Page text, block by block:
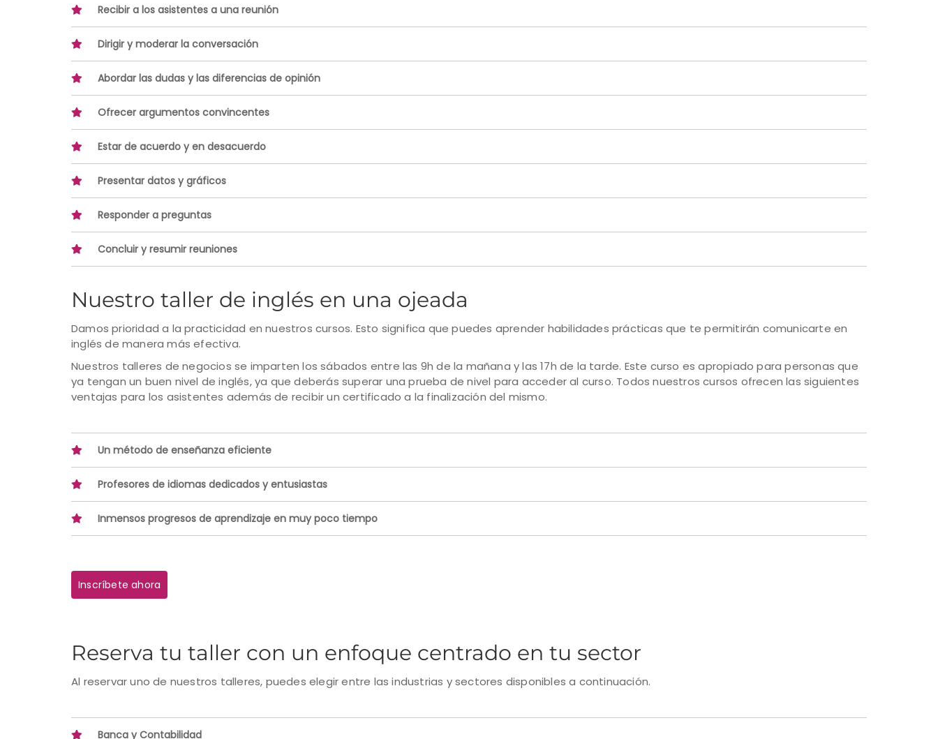
Recibir a los asistentes a una reunión
Dirigir y moderar la conversación
Abordar las dudas y las diferencias de opinión
Ofrecer argumentos convincentes
Estar de acuerdo y en desacuerdo
Presentar datos y gráficos
Responder a preguntas
Concluir y resumir reuniones
Nuestro taller de inglés en una ojeada
Damos prioridad a la practicidad en nuestros cursos. Esto significa que puedes aprender habilidades prácticas que te permitirán comunicarte en
inglés de manera más efectiva.
Nuestros talleres de negocios se imparten los sábados entre las 9h de la mañana y las 17h de la tarde. Este curso es apropiado para personas que
ya tengan un buen nivel de inglés, ya que deberás superar una prueba de nivel para acceder al curso. Todos nuestros cursos ofrecen las siguientes
ventajas para los asistentes además de recibir un certificado a la finalización del mismo.
Un método de enseñanza eficiente
Profesores de idiomas dedicados y entusiastas
Inmensos progresos de aprendizaje en muy poco tiempo
Inscríbete ahora
Reserva tu taller con un enfoque centrado en tu sector
Al reservar uno de nuestros talleres, puedes elegir entre las industrias y sectores disponibles a continuación.
Banca y Contabilidad